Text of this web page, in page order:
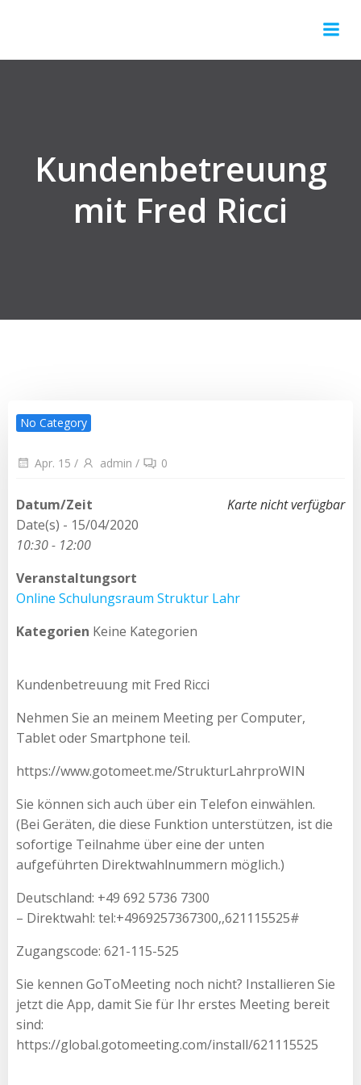
Kundenbetreuung
mit Fred Ricci
No Category
Apr. 15 / admin / 0
Karte nicht verfügbar
Datum/Zeit
Date(s) - 15/04/2020
10:30 - 12:00
Veranstaltungsort
Online Schulungsraum Struktur Lahr
Kategorien Keine Kategorien
Kundenbetreuung mit Fred Ricci
Nehmen Sie an meinem Meeting per Computer,
Tablet oder Smartphone teil.
https://www.gotomeet.me/StrukturLahrproWIN
Sie können sich auch über ein Telefon einwählen.
(Bei Geräten, die diese Funktion unterstützen, ist die
sofortige Teilnahme über eine der unten
aufgeführten Direktwahlnummern möglich.)
Deutschland: +49 692 5736 7300
– Direktwahl: tel:+4969257367300,,621115525#
Zugangscode: 621-115-525
Sie kennen GoToMeeting noch nicht? Installieren Sie
jetzt die App, damit Sie für Ihr erstes Meeting bereit
sind:
https://global.gotomeeting.com/install/621115525